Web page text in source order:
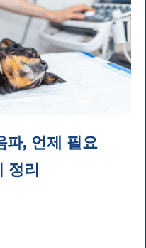
파, 언제 필요
정리